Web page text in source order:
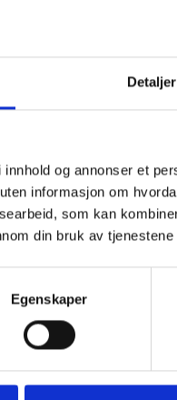
Detaljer
og annonser et
informasjon om
som kan
din bruk av tjenestene
Egenskaper
kunder